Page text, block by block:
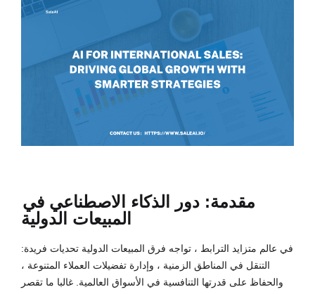
مقدمة: دور الذكاء الاصطناعي في
المبيعات الدولية
في عالم متزايد الترابط ، تواجه فرق المبيعات الدولية تحديات فريدة:
التنقل في المناطق الزمنية ، وإدارة تفضيلات العملاء المتنوعة ،
والحفاظ على قدرتها التنافسية في الأسواق العالمية. غالبا ما تقصر